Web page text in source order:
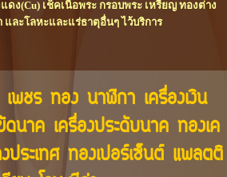
ดง(Cu) เช็คเนื้อพระ กรอบพระ เหรียญ ทองต่าง
และโลหะและแร่ธาตุอื่นๆ ไว้บริการ
พชร ทอง นาฬิกา เครื่องเงิน
นาค เครื่องประดับนาค ทองเค
ประเทศ ทองเปอร์เซ็นต์ แพลตติ